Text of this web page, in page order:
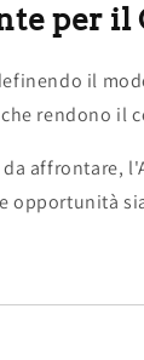
per
il
rendono il
da affrontare,
opportunità